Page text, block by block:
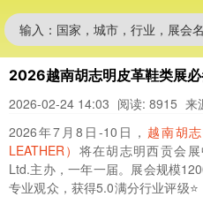
输入：国家，城市，行业，展会
2026越南胡志明皮革鞋类展
2026-02-24 14:03 阅读: 8915 来
2026年7月8日-10日， 越南胡
LEATHER） 将在胡志明西贡会
Ltd.主办，一年一届。展会规模
专业观众，获得5.0满分行业评级